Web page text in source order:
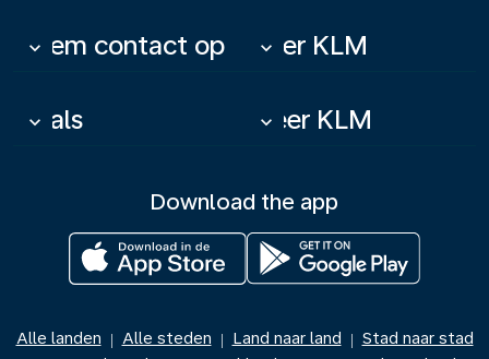
Neem contact op
keyboard_arrow_down Over KLM
keyboard_arrow_down
Deals
keyboard_arrow_down Meer KLM
keyboard_arrow_down
Download the app
Alle landen | Alle steden | Land naar land | Stad naar stad